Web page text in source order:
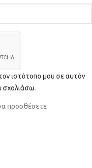
ιστότοπο μου σε αυτόν
σχολιάσω.
προσθέσετε